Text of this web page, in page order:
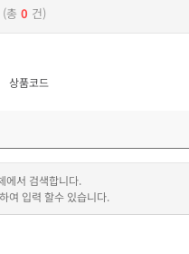
(총 0 건)
상품코드
에서 검색합니다.
여 입력 할수 있습니다.